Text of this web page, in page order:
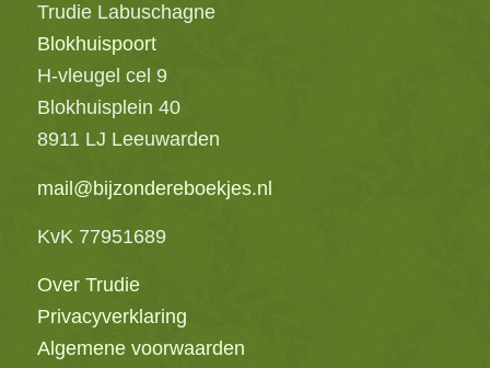
Trudie Labuschagne
Blokhuispoort
H-vleugel cel 9
Blokhuisplein 40
8911 LJ Leeuwarden
mail@bijzondereboekjes.nl
KvK 77951689
Over Trudie
Privacyverklaring
Algemene voorwaarden